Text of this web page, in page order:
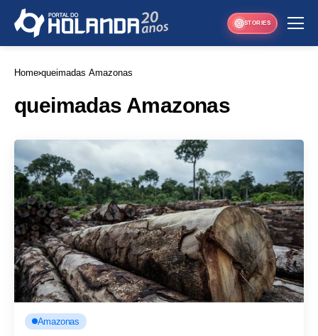
STORIES
Home queimadas Amazonas
queimadas Amazonas
Amazonas